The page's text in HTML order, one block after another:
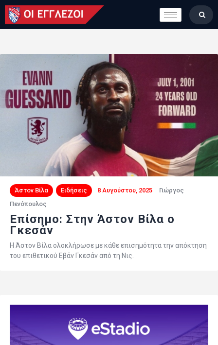
LONDON CALLING
ΚΑΤΗΓΟΡΙΕΣ
ΒΑΘΜΟΛΟΓΙΕΣ
ΟΜΑΔΕΣ
ΠΟΙΟΙ ΕΙΜΑΣΤΕ
Άστον Βίλα Ειδήσεις 8 Αυγούστου, 2025
Γιώργος
Πενόπουλος
Επίσημο: Στην Άστον Βίλα ο
Γκεσάν
Η Άστον Βίλα ολοκλήρωσε με κάθε επισημότητα την απόκτηση
του επιθετικού Εβάν Γκεσάν από τη Νις.